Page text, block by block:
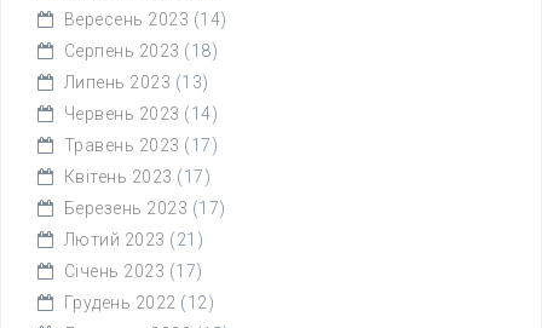
Вересень 2023 (14)
Серпень 2023 (18)
Липень 2023 (13)
Червень 2023 (14)
Травень 2023 (17)
Квітень 2023 (17)
Березень 2023 (17)
Лютий 2023 (21)
Січень 2023 (17)
Грудень 2022 (12)